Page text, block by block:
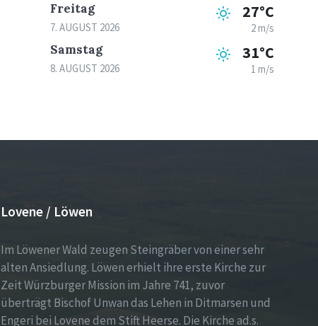
Freitag
7. AUGUST 2026
27°C
2 m/s
Samstag
8. AUGUST 2026
31°C
1 m/s
Lovene / Löwen
Im Löwener Wald zeugen Steingräber von einer sehr
alten Ansiedlung. Löwen erhielt ihre erste Kirche zur
Zeit Würzburger Mission im Jahre 741, zuvor
überträgt Bischof Unwan das Lehen in Ditmarsen und
Engeri bei Lovene dem Stift Heerse. Die Kirche ad.s.